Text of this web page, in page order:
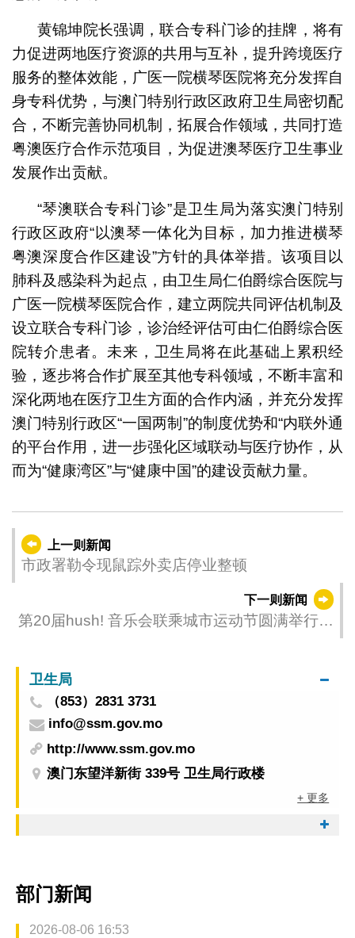
黄锦坤院长强调，联合专科门诊的挂牌，将有
力促进两地医疗资源的共用与互补，提升跨境医疗
服务的整体效能，广医一院横琴医院将充分发挥自
身专科优势，与澳门特别行政区政府卫生局密切配
合，不断完善协同机制，拓展合作领域，共同打造
粤澳医疗合作示范项目，为促进澳琴医疗卫生事业
发展作出贡献。
“琴澳联合专科门诊”是卫生局为落实澳门特别
行政区政府“以澳琴一体化为目标，加力推进横琴
粤澳深度合作区建设”方针的具体举措。该项目以
肺科及感染科为起点，由卫生局仁伯爵综合医院与
广医一院横琴医院合作，建立两院共同评估机制及
设立联合专科门诊，诊治经评估可由仁伯爵综合医
院转介患者。未来，卫生局将在此基础上累积经
验，逐步将合作扩展至其他专科领域，不断丰富和
深化两地在医疗卫生方面的合作内涵，并充分发挥
澳门特别行政区“一国两制”的制度优势和“内联外通
的平台作用，进一步强化区域联动与医疗协作，从
而为“健康湾区”与“健康中国”的建设贡献力量。
上一则新闻
市政署勒令现鼠踪外卖店停业整顿
下一则新闻
第20届hush! 音乐会联乘城市运动节圆满举行
卫生局
（853）2831 3731
info@ssm.gov.mo
http://www.ssm.gov.mo
澳门东望洋新街 339号 卫生局行政楼
+ 更多
部门新闻
2026-08-06 16:53